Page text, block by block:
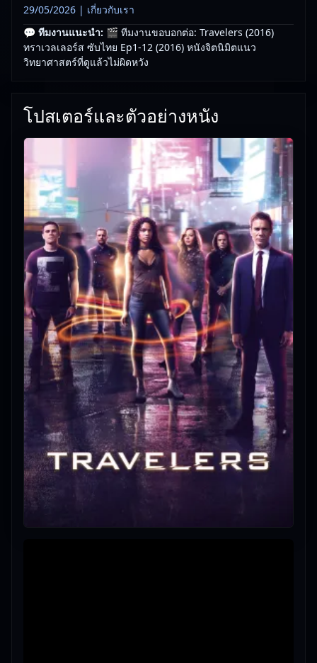
29/05/2026 | เกี่ยวกับเรา
💬 ทีมงานแนะนำ: 🎬 ทีมงานขอบอกต่อ: Travelers (2016)
ทราเวลเลอร์ส ซับไทย Ep1-12 (2016) หนังจิตนิมิตแนว
วิทยาศาสตร์ที่ดูแล้วไม่ผิดหวัง
โปสเตอร์และตัวอย่างหนัง